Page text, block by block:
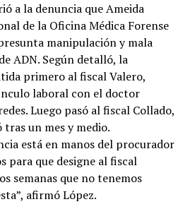
a la denuncia que Ameida
de la Oficina Médica Forense
manipulación y mala
ADN. Según detalló, la
primero al fiscal Valero,
laboral con el doctor
Luego pasó al fiscal Collado,
un mes y medio.
está en manos del procurador
para que designe al fiscal
semanas que no tenemos
afirmó López.